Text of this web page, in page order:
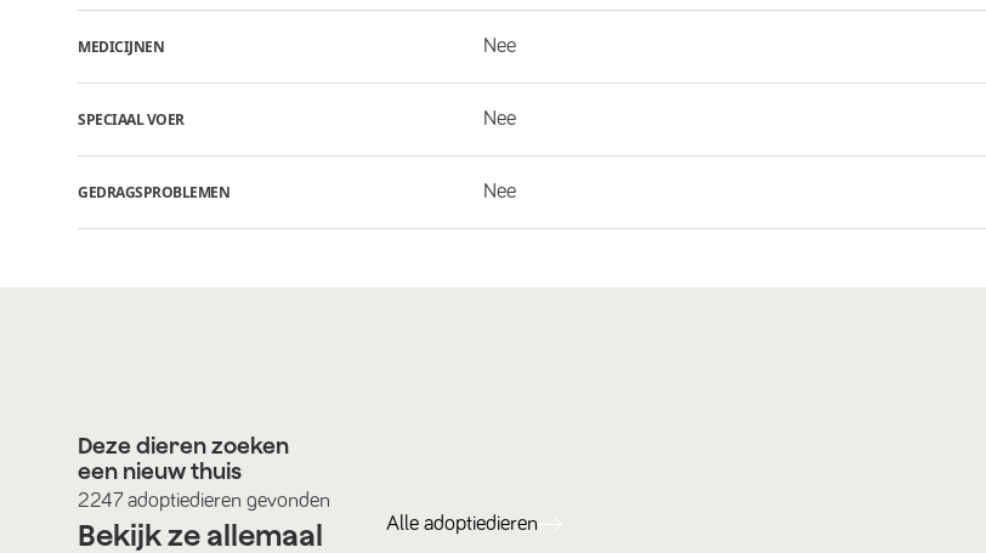
MEDICIJNEN Nee
SPECIAAL VOER Nee
GEDRAGSPROBLEMEN Nee
Deze dieren zoeken
een nieuw thuis
2247 adoptiedieren gevonden
Bekijk ze allemaal Alle adoptiedieren